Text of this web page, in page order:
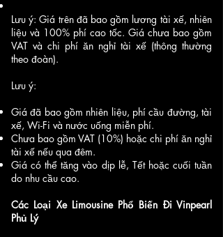
Lưu ý: Giá trên đã bao gồm lương tài xế, nhiên
liệu và 100% phí cao tốc. Giá chưa bao gồm
VAT và chi phí ăn nghỉ tài xế (thông thường
theo đoàn).
Lưu ý:
Giá đã bao gồm nhiên liệu, phí cầu đường, tài
xế, Wi-Fi và nước uống miễn phí.
Chưa bao gồm VAT (10%) hoặc chi phí ăn nghỉ
tài xế nếu qua đêm.
Giá có thể tăng vào dịp lễ, Tết hoặc cuối tuần
do nhu cầu cao.
Các Loại Xe Limousine Phổ Biến Đi Vinpearl
Phủ Lý